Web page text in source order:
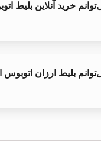
خرید آنلاین بلیط
بلیط ارزان